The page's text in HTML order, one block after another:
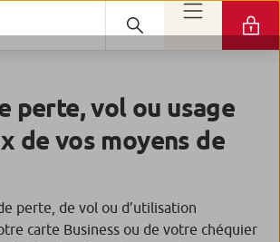
perte, vol ou usage
de vos moyens de
perte, de vol ou d’utilisation
carte Business ou de votre chéquier